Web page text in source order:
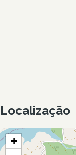
Localização
+